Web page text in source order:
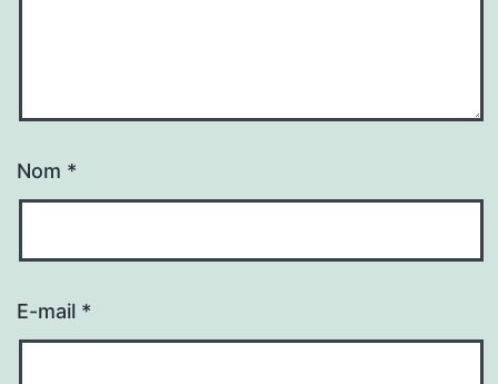
Nom *
E-mail *